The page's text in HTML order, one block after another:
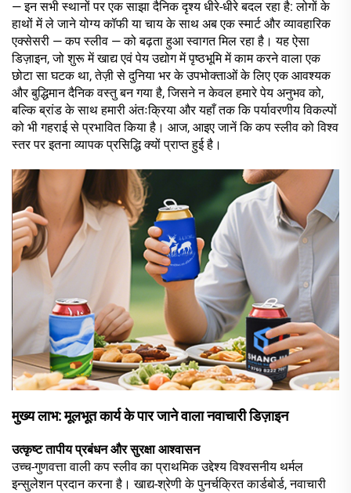
— इन सभी स्थानों पर एक साझा दैनिक दृश्य धीरे-धीरे बदल रहा है: लोगों के
हाथों में ले जाने योग्य कॉफी या चाय के साथ अब एक स्मार्ट और व्यावहारिक
एक्सेसरी — कप स्लीव — को बढ़ता हुआ स्वागत मिल रहा है। यह ऐसा
डिज़ाइन, जो शुरू में खाद्य एवं पेय उद्योग में पृष्ठभूमि में काम करने वाला एक
छोटा सा घटक था, तेज़ी से दुनिया भर के उपभोक्ताओं के लिए एक आवश्यक
और बुद्धिमान दैनिक वस्तु बन गया है, जिसने न केवल हमारे पेय अनुभव को,
बल्कि ब्रांड के साथ हमारी अंतःक्रिया और यहाँ तक कि पर्यावरणीय विकल्पों
को भी गहराई से प्रभावित किया है। आज, आइए जानें कि कप स्लीव को विश्व
स्तर पर इतना व्यापक प्रसिद्धि क्यों प्राप्त हुई है।
मुख्य लाभ: मूलभूत कार्य के पार जाने वाला नवाचारी डिज़ाइन
उत्कृष्ट तापीय प्रबंधन और सुरक्षा आश्वासन
उच्च-गुणवत्ता वाली कप स्लीव का प्राथमिक उद्देश्य विश्वसनीय थर्मल
इन्सुलेशन प्रदान करना है। खाद्य-श्रेणी के पुनर्चक्रित कार्डबोर्ड, नवाचारी